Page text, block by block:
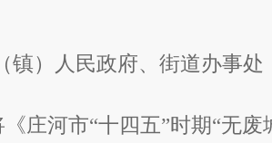
镇）人民政府、街道办事
《庄河市“十四五”时期“无